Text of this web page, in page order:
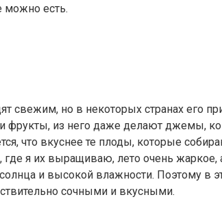
можно есть.
свежим, но в некоторых странах его
фрукты, из него даже делают джемы,
что вкуснее те плоды, которые
где я их выращиваю, лето очень
и высокой влажности. Поэтому в
сочными и вкусными.